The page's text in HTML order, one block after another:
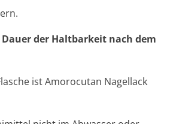
der Haltbarkeit nach dem
ist Amorocutan Nagellack